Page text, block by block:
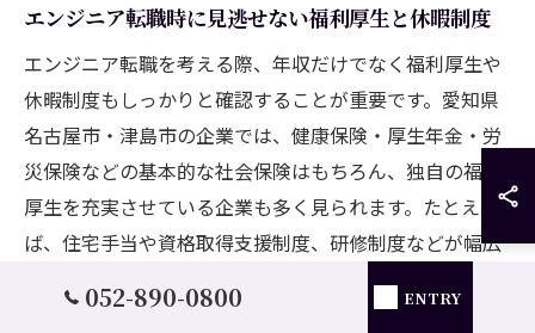
エンジニア転職時に見逃せない福利厚生と休暇制度
エンジニア転職を考える際、年収だけでなく福利厚生や
休暇制度もしっかりと確認することが重要です。愛知県
名古屋市・津島市の企業では、健康保険・厚生年金・労
災保険などの基本的な社会保険はもちろん、独自の福利
厚生を充実させている企業も多く見られます。たとえ
ば、住宅手当や資格取得支援制度、研修制度などが幅広
052-890-0800 ENTRY